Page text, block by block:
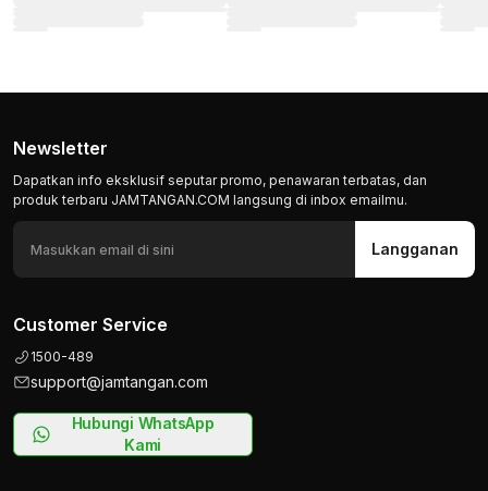
Newsletter
Dapatkan info eksklusif seputar promo, penawaran terbatas, dan
produk terbaru JAMTANGAN.COM langsung di inbox emailmu.
Langganan
Customer Service
1500-489
support@jamtangan.com
Hubungi WhatsApp
Kami